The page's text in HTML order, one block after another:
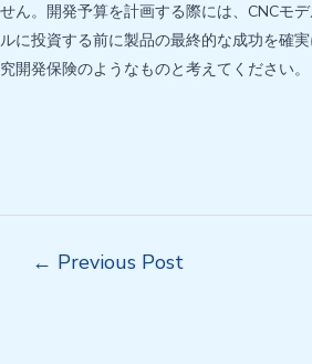
せん。開発予算を計画する際には、CNCモ
ルに投資する前に製品の最終的な成功を確
究開発保険のようなものと考えてください。
← Previous Post